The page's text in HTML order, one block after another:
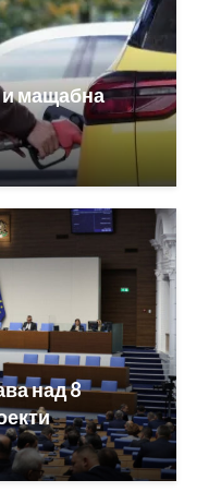
и мащабна
над 8